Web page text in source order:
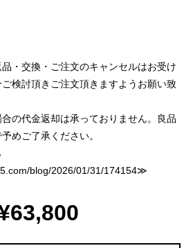
・交換・ご注文のキャンセルはお受け
検討頂きご注文頂きますようお願い致
の代金返却は承っておりません。良品
めご了承ください。
blog/2026/01/31/174154≫